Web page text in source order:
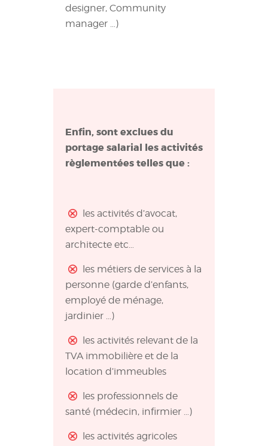
designer, Community
manager …)
Enfin, sont exclues du
portage salarial les activités
règlementées telles que :
les activités d’avocat,
expert-comptable ou
architecte etc…
les métiers de services à la
personne (garde d’enfants,
employé de ménage,
jardinier …)
les activités relevant de la
TVA immobilière et de la
location d’immeubles
les professionnels de
santé (médecin, infirmier …)
les activités agricoles